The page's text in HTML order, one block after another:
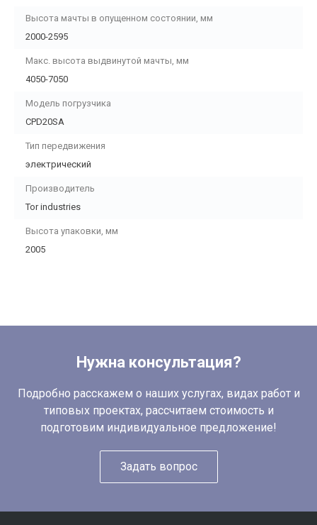
Высота мачты в опущенном состоянии, мм
2000-2595
Макс. высота выдвинутой мачты, мм
4050-7050
Модель погрузчика
CPD20SA
Тип передвижения
электрический
Производитель
Tor industries
Высота упаковки, мм
2005
Нужна консультация?
Подробно расскажем о наших услугах, видах работ и
типовых проектах, рассчитаем стоимость и
подготовим индивидуальное предложение!
Задать вопрос